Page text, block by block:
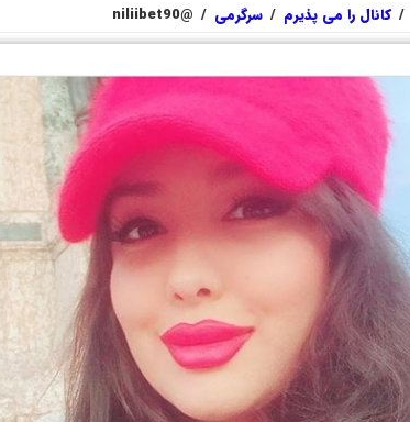
/ کانال را می پذیرم / سرگرمی /
@niliibet90